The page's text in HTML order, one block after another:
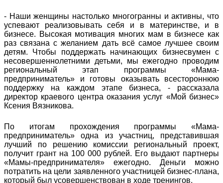
- Наши женщины настолько многогранны и активны, что
успевают реализовывать себя и в материнстве, и в
бизнесе. Высокая мотивация многих мам в бизнесе как
раз связана с желанием дать всё самое лучшее своим
детям. Чтобы поддержать начинающих бизнесвумен с
несовершеннолетними детьми, мы ежегодно проводим
региональный этап программы «Мама-
предприниматель» и готовы оказывать всестороннюю
поддержку на каждом этапе бизнеса, - рассказала
директор краевого центра оказания услуг «Мой бизнес»
Ксения Вязникова.
По итогам прохождения программы «Мама-
предприниматель» одна из участниц, представившая
лучший по решению комиссии региональный проект,
получит грант на 100 000 рублей. Его выдают партнеры
«Мамы-предпринимателя» ежегодно. Деньги можно
потратить на цели заявленного участницей бизнес-плана,
который был усовершенствован в ходе тренингов.